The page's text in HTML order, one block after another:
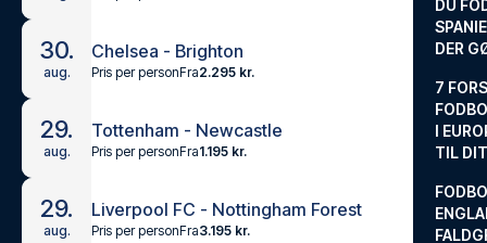
DU
DER
7
I
TIL
30.
aug.
Chelsea - Brighton
Pris per personFra2.295 kr.
29.
aug.
Tottenham - Newcastle
Pris per personFra1.195 kr.
29.
aug.
Liverpool FC - Nottingham Forest
Pris per personFra3.195 kr.